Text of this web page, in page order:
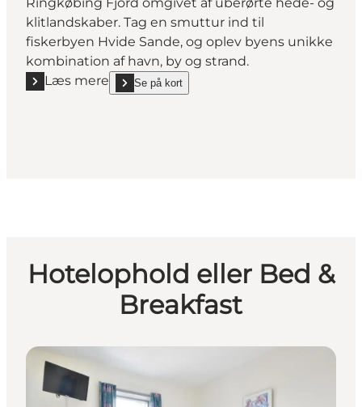
klitlandskaber. Tag en smuttur ind til
fiskerbyen Hvide Sande, og oplev byens unikke
kombination af havn, by og strand.
Læs mere
Læs mere "DCU-Camping Lyngvig Strand"
Se på kort
show DCU-Camping Lyngvig Strand on_map
Hotelophold eller Bed &
Breakfast